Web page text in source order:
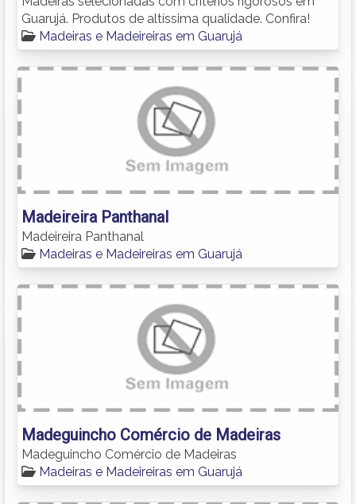
Guarujá. Produtos de altíssima qualidade. Confira!
Madeiras e Madeireiras em Guarujá
Madeireira Panthanal
Madeireira Panthanal
Madeiras e Madeireiras em Guarujá
Madeguincho Comércio de Madeiras
Madeguincho Comércio de Madeiras
Madeiras e Madeireiras em Guarujá